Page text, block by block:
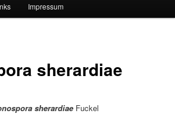
Impressum
sherardiae
sherardiae Fuckel